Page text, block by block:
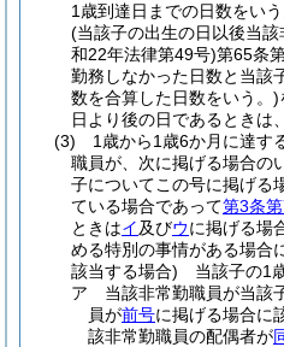
1歳到達日までの日数をい
(当該子の出生の日以後当
和22年法律第49号)第65条
勤務しなかった日数と当該
数を合算した日数をいう。)
日より後の日であるときは
(3)
1歳から1歳6か月に達す
職員が、次に掲げる場合の
子についてこの号に掲げる
ている場合であって第3条
ときはイ及びウに掲げる場
める特別の事情がある場合
該当する場合) 当該子の1
ア
当該非常勤職員が当該
員が前号に掲げる場合に
該非常勤職員の配偶者が